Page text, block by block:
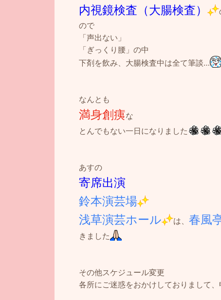
内視鏡検査（大腸検査）
ので
「声出ない」
「ぎっくり腰」の中
下剤を飲み、大腸検査中は全て筆談…
なんとも
満身創痍な
とんでもない一日になりました
あすの
寄席出演
鈴本演芸場
浅草演芸ホール
は、 春風
きました
その他スケジュール変更
各所にご迷惑をおかけしておりまして